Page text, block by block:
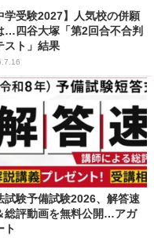
学受験2027】人気校の併願
…四谷大塚「第2回合不合判
スト」結果
試験予備試験2026、解答速
総評動画を無料公開…アガ
ト